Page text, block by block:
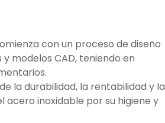
con un proceso de diseño
modelos CAD, teniendo en
la durabilidad, la rentabilidad y la
inoxidable por su higiene y